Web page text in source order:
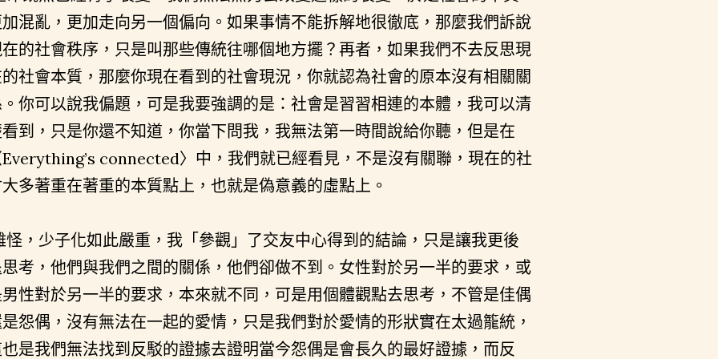
混亂，更加走向另一個偏向。如果事情不能拆解地很徹底，那麼我們訴說
的社會秩序，只是叫那些傳統往哪個地方擺？再者，如果我們不去反思現
社會本質，那麼你現在看到的社會現況，你就認為社會的原本沒有相關關
你可以說我偏題，可是我要強調的是：社會是習習相連的本體，我可以清
到，只是你還不知道，你當下問我，我無法第一時間說給你聽，但是在
connected〉中，我們就已經看見，不是沒有關聯，現在的社
多著重在著重的本質點上，也就是偽意義的虛點上。
怪，少子化如此嚴重，我「參觀」了交友中心得到的結論，只是讓我更後
考，他們與我們之間的關係，他們卻做不到。女性對於另一半的要求，或
性對於另一半的要求，本來就不同，可是用個體觀點去思考，不管是佳偶
怨偶，沒有無法在一起的愛情，只是我們對於愛情的形狀實在太過籠統，
是我們無法找到反駁的證據去證明當今怨偶是會長久的最好證據，而反